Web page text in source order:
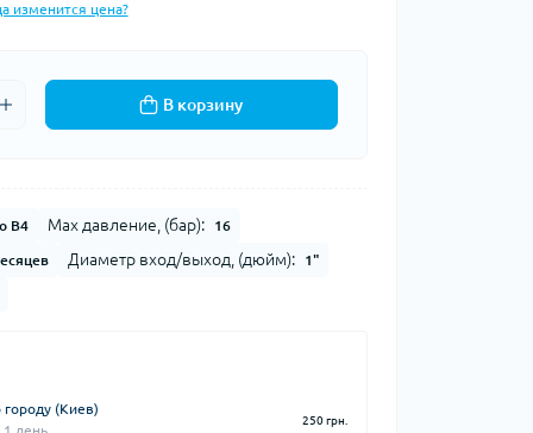
изменится цена?
В корзину
B4 Max давление, (бар): 16
Диаметр вход/выход, (дюйм): 1"
(Киев)
250 грн.